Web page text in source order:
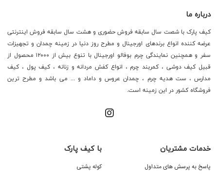
درباره ما
کیف پارک با شصت سال سابقه فروش حضوری و هشت سال سابقه فروش اینترنتی
عرضه کننده انواع برندهای اورجینال و مطرح روز دنیا در زمینه چمدان و تجهیزات
سفر و همچنین نمایندگی چرم بوفالو اورجینال با تنوع بیش از ۱۲۰۰۰ محصول از
قبیل کیف دوشی ، کمربند چرم ، انواع کفش مردانه و زنانه ، کیف پول ، کیف
مدارس ، ست هدیه چرم ، چمدان عروس و داماد و ... می باشد و مطرح ترین
فروشگاه کشور در این زمینه است.
خدمات مشتریان
پاسخ به پرسش های متداول
با کیف پارک
کوله پشتی